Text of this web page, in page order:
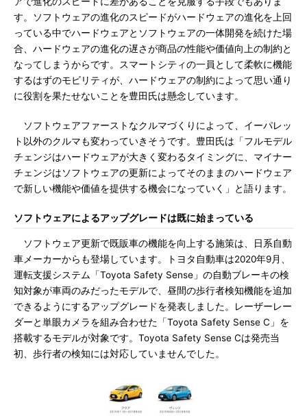
す。ソフトウェアの進化のスピードがハードウェアの進化を上回
っている中でハードウェアとソフトウェアの一体開発を続けた場
合、ハードウェアの進化の遅さが商品の性能や価値向上の制約と
なってしまうからです。スマートシティの一員として柔軟に機能
するはずのモビリティが、ハードウェアの制約によって思い通り
に役割を果たせないことを豊田氏は懸念しています。
ソフトウェアファーストなクルマづくりによって、イーパレッ
ト以外のクルマも変わっていきそうです。豊田氏は「フルモデル
チェンジはハードウェアが大きく変わるタイミングに、マイナー
チェンジはソフトウェアの更新によってそのままのハードウェア
で新しい機能や価値を提供する機会になっていく」と語ります。
ソフトウェアによるアップグレードは既に始まっている
ソフトウェア更新で既販車の機能を向上する施策は、日系自動
車メーカーからも登場しています。トヨタ自動車は2020年9月、
運転支援システム「Toyota Safety Sense」の自動ブレーキの検
知対象が車両のみだったモデルで、昼間の歩行者検知機能を追加
できるようにするアップグレードを発表しました。レーザーレー
ダーと単眼カメラを組み合わせた「Toyota Safety Sense C」を
搭載するモデルが対象です。Toyota Safety Sense Cは発売当
初、歩行者の検知には対応していませんでした。